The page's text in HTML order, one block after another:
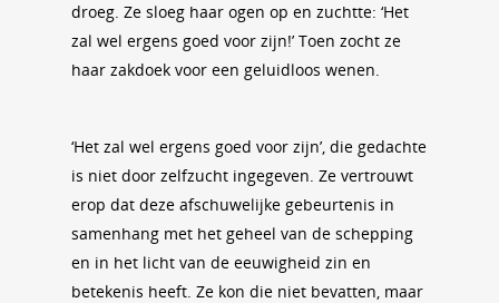
droeg. Ze sloeg haar ogen op en zuchtte: ‘Het
zal wel ergens goed voor zijn!’ Toen zocht ze
haar zakdoek voor een geluidloos wenen.
‘Het zal wel ergens goed voor zijn’, die gedachte
is niet door zelfzucht ingegeven. Ze vertrouwt
erop dat deze afschuwelijke gebeurtenis in
samenhang met het geheel van de schepping
en in het licht van de eeuwigheid zin en
betekenis heeft. Ze kon die niet bevatten, maar